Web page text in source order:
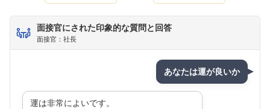
面接官にされた印象的な質問と回答
面接官：社長
あなたは運が良いか
運は非常によいです。